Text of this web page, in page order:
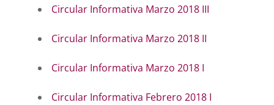
Circular Informativa Marzo 2018 III
Circular Informativa Marzo 2018 II
Circular Informativa Marzo 2018 I
Circular Informativa Febrero 2018 I